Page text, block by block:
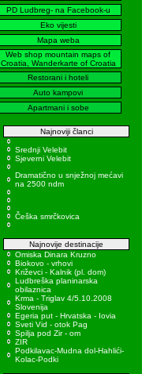
PD Ludbreg- na Facebook-u
Eko vijesti
Mapa weba
Web shop mountain maps of
Croatia, Wanderkarte of Croatia
Restorani i hoteli
Auto kampovi
Apartmani i sobe
Najnoviji članci
Srednji Velebit
Sjeverni Velebit
Dramatično u snježnoj mećavi
na 2500 ndm
Češka smrčkovica
Najnovije destinacije
Omiska Dinara Kruzno
Biokovo - vrhovi
Križevci - Kalnik (pl. dom)
Ludbreška planinarska
obilaznica
Krma - Triglav 4/5.10.2008
Slovenija
Egeria put - Hrvatska - Iovia
Sveti Vid - otok Pag
Spilja pod Zir - om
ZIR
Podkilavac-Mudna dol-Hahlići-
Kolac-Podki